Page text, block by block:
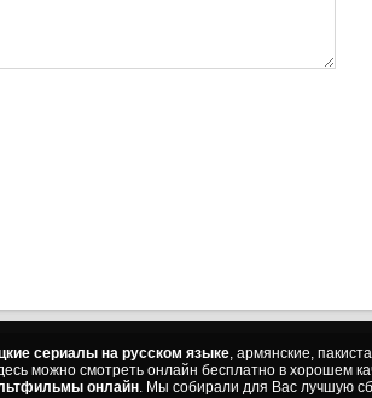
98
100
сериалы на русском языке, армянские,
можно смотреть онлайн бесплатно в хорошем
онлайн. Мы собирали для Вас лучшую